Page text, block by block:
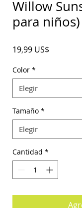
Willow
para niños)
19,99 US$
Color *
Elegir
Tamaño *
Elegir
Cantidad *